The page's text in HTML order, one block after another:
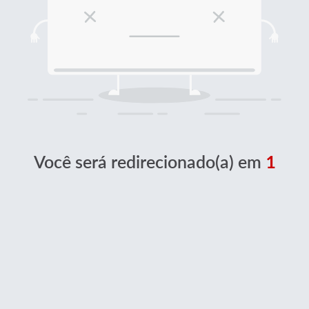
Você será redirecionado(a) em 1